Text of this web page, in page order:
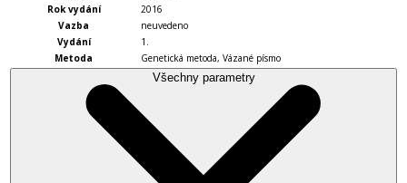
Rok vydání
2016
Vazba
neuvedeno
Vydání
1.
Metoda
Genetická metoda, Vázané písmo
Všechny parametry